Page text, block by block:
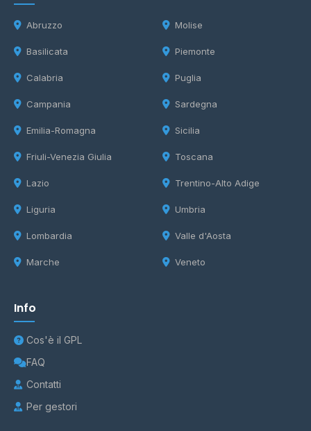
Abruzzo
Basilicata
Calabria
Campania
Emilia-Romagna
Friuli-Venezia Giulia
Lazio
Liguria
Lombardia
Marche
Molise
Piemonte
Puglia
Sardegna
Sicilia
Toscana
Trentino-Alto Adige
Umbria
Valle d'Aosta
Veneto
Info
Cos'è il GPL
FAQ
Contatti
Per gestori